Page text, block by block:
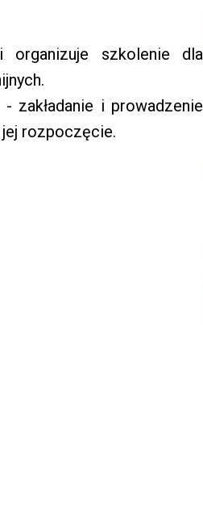
organizuje szkolenie dla
zakładanie i prowadzenie
rozpoczęcie.